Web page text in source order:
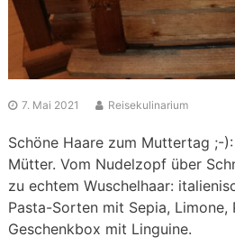
7. Mai 2021 Reisekulinarium
Schöne Haare zum Muttertag ;-
Mütter. Vom Nudelzopf über
zu echtem Wuschelhaar:
Pasta-Sorten mit Sepia, Limone,
Geschenkbox mit Linguine.